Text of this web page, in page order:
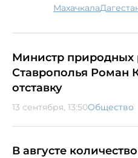
Махачкала
Министр природных
Ставрополья Роман
отставку
13 сентября, 13:50Общество
В августе